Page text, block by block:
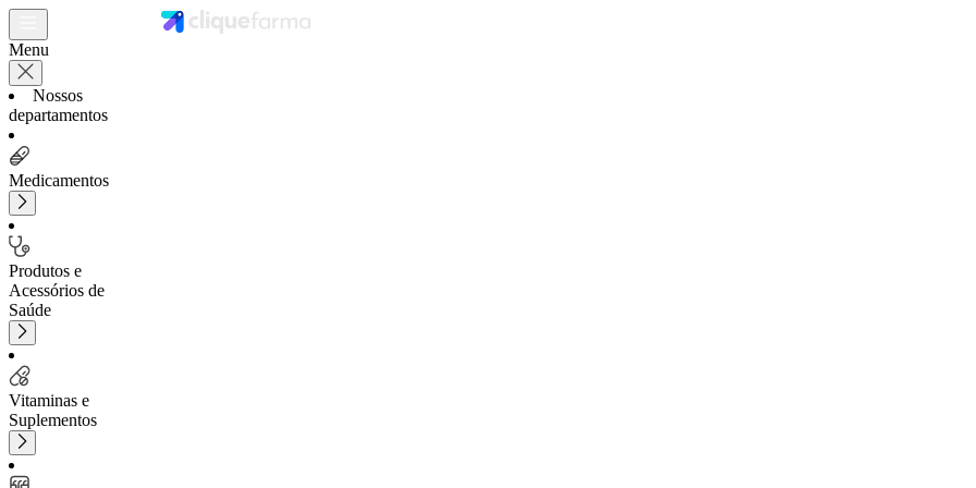
Menu
Nossos
departamentos
Medicamentos
Produtos e
Acessórios de
Saúde
Vitaminas e
Suplementos